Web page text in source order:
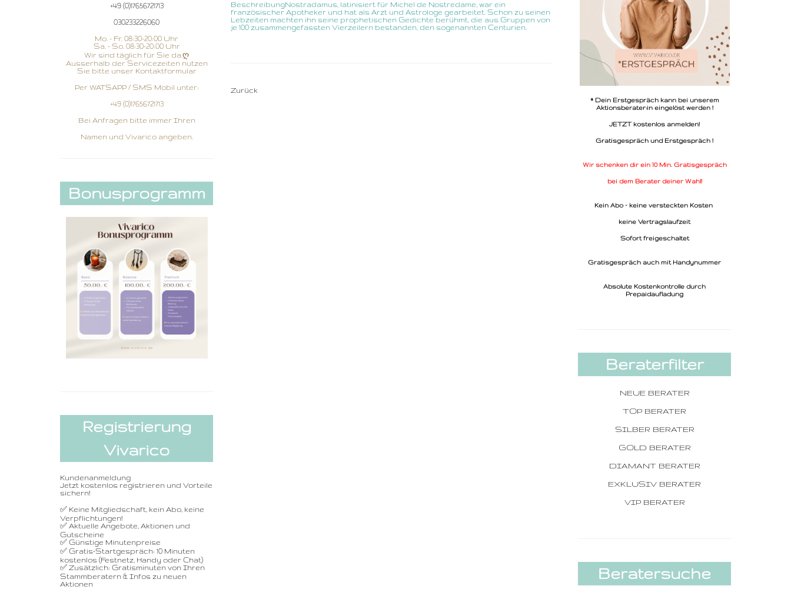
+49 (0)17656721713
030233226060
Mo. - Fr. 08:30-20:00 Uhr
Sa. - So. 08:30-20:00 Uhr
Wir sind täglich für Sie da.ღ
Ausserhalb der Servicezeiten nutzen
Sie bitte unser Kontaktformular
Per WATSAPP / SMS Mobil unter:
+49 (0)17656721713
Bei Anfragen bitte immer Ihren
Namen und Vivarico angeben.
Bonusprogramm
Registrierung
Vivarico
Kundenanmeldung
Jetzt kostenlos registrieren und Vorteile
sichern!
✅ Keine Mitgliedschaft, kein Abo, keine
Verpflichtungen!
✅ Aktuelle Angebote, Aktionen und
Gutscheine
✅ Günstige Minutenpreise
✅ Gratis-Startgespräch: 10 Minuten
kostenlos (Festnetz, Handy oder Chat)
✅ Zusätzlich: Gratisminuten von Ihren
Stammberatern & Infos zu neuen
Aktionen
BeschreibungNostradamus, latinisiert für Michel de Nostredame, war ein
französischer Apotheker und hat als Arzt und Astrologe gearbeitet. Schon zu seinen
Lebzeiten machten ihn seine prophetischen Gedichte berühmt, die aus Gruppen von
je 100 zusammengefassten Vierzeilern bestanden, den sogenannten Centurien.
Zurück
* Dein Erstgespräch kann bei unserem
Aktionsberater:in eingelöst werden !
JETZT kostenlos anmelden!
Gratisgespräch und Erstgespräch !
Wir schenken dir ein 10 Min. Gratisgespräch
bei dem Berater deiner Wahl!
Kein Abo - keine versteckten Kosten
keine Vertragslaufzeit
Sofort freigeschaltet
Gratisgespräch auch mit Handynummer
Absolute Kostenkontrolle durch
Prepaidaufladung
Beraterfilter
NEUE BERATER
TOP BERATER
SILBER BERATER
GOLD BERATER
DIAMANT BERATER
EXKLUSIV BERATER
VIP BERATER
Beratersuche